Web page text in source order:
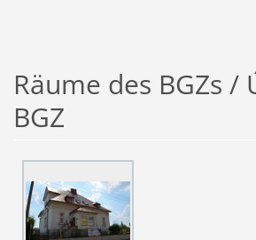
Räume des BGZs /
BGZ